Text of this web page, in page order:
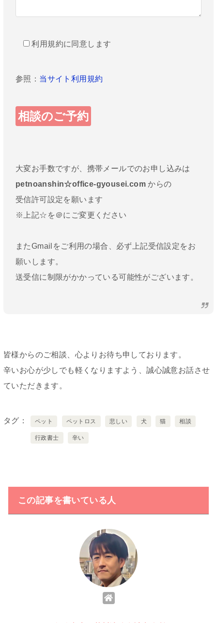
利用規約に同意します
参照： 当サイト利用規約
大変お手数ですが、携帯メールでのお申し込みは
petnoanshin☆office-gyousei.com からの
受信許可設定を願います
※上記☆を＠にご変更ください
またGmailをご利用の場合、必ず上記受信設定をお
願いします。
送受信に制限がかかっている可能性がございます。
皆様からのご相談、心よりお待ち申しております。
辛いお心が少しでも軽くなりますよう、誠心誠意お話させ
ていただきます。
タグ ペット ペットロス 悲しい 犬 猫 相談
行政書士 辛い
この記事を書いている人